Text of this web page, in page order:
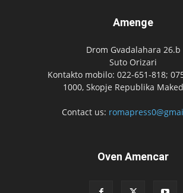
Amenge
Drom Gvadalahara 26.b
Suto Orizari
Kontakto mobilo: 022-651-818;
1000, Skopje Republika
Contact us:
Oven Amencar